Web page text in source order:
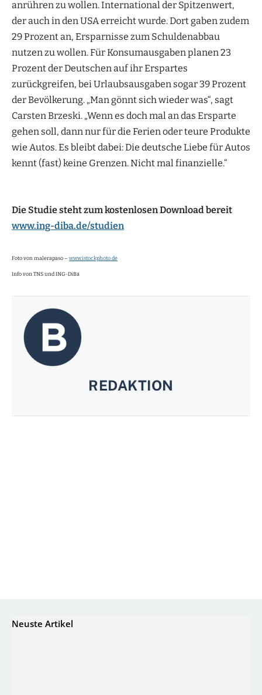
anrühren zu wollen. International der Spitzenwert,
der auch in den USA erreicht wurde. Dort gaben zudem
29 Prozent an, Ersparnisse zum Schuldenabbau
nutzen zu wollen. Für Konsumausgaben planen 23
Prozent der Deutschen auf ihr Erspartes
zurückgreifen, bei Urlaubsausgaben sogar 39 Prozent
der Bevölkerung. „Man gönnt sich wieder was“, sagt
Carsten Brzeski. „Wenn es doch mal an das Ersparte
gehen soll, dann nur für die Ferien oder teure Produkte
wie Autos. Es bleibt dabei: Die deutsche Liebe für Autos
kennt (fast) keine Grenzen. Nicht mal finanzielle.“
Die Studie steht zum kostenlosen Download bereit
www.ing-diba.de/studien
Foto von malerapaso – www.istockphoto.de
Info von TNS und ING-DiBa
REDAKTION
Neuste Artikel